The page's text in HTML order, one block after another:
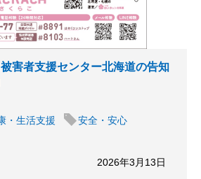
害者支援センター北海道の告知
・生活支援
安全・安心
2026年3月13日